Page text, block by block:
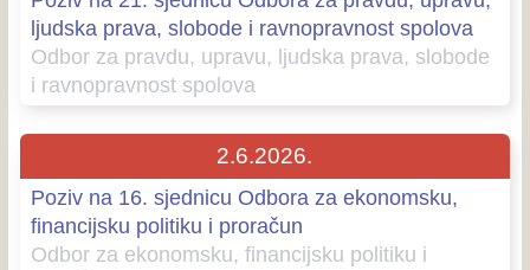
ljudska prava, slobode i ravnopravnost spolova
Odbor za pravdu, upravu, ljudska prava, slobode
i ravnopravnost spolova
Poziv na 16. sjednicu Odbora za ekonomsku,
financijsku politiku i proračun
2.6.2026.
Odbor za ekonomsku, financijsku politiku i